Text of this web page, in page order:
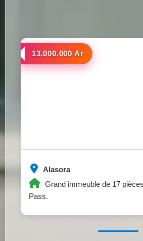
Alasora
Grand immeuble de 17
Pass.
a louer
13.000.000 Ar